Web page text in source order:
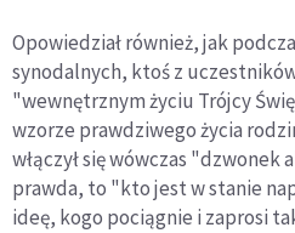
Opowiedział również, jak
synodalnych, ktoś z
"wewnętrznym życiu Trójcy
wzorze prawdziwego życia
włączył się wówczas "dzwonek
prawda, to "kto jest w stanie
ideę, kogo pociągnie i zaprosi